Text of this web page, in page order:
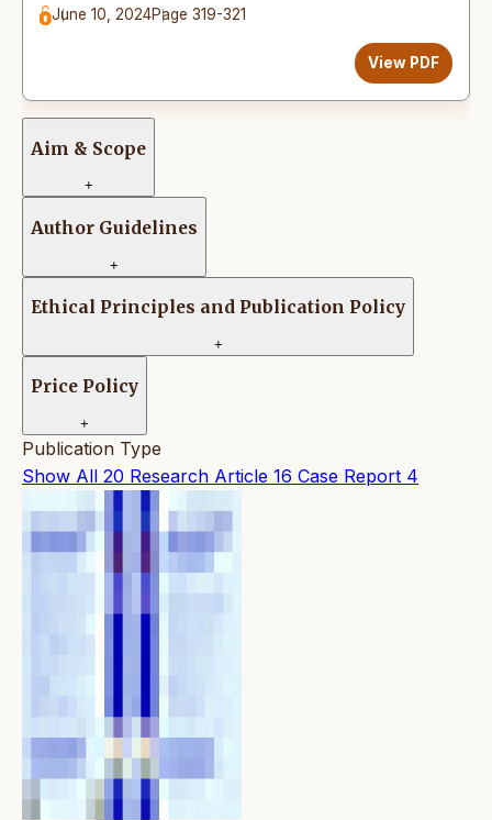
June 10, 2024Page 319-321
View PDF
Aim & Scope
+
Author Guidelines
+
Ethical Principles and Publication Policy
+
Price Policy
+
Publication Type
Show All 20 Research Article 16 Case Report 4